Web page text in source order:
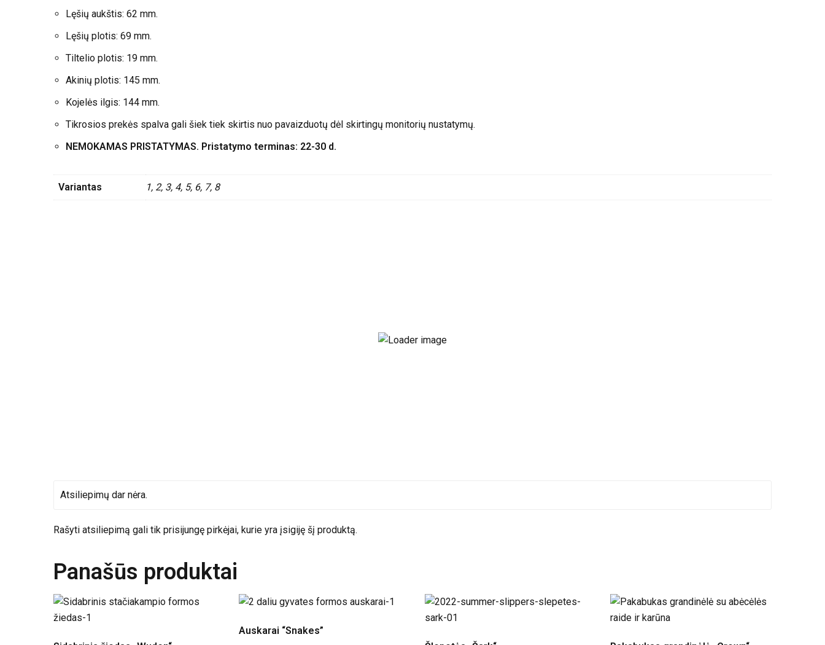
Lęšių aukštis: 62 mm.
Lęšių plotis: 69 mm.
Tiltelio plotis: 19 mm.
Akinių plotis: 145 mm.
Kojelės ilgis: 144 mm.
Tikrosios prekės spalva gali šiek tiek skirtis nuo pavaizduotų dėl skirtingų monitorių nustatymų.
NEMOKAMAS PRISTATYMAS. Pristatymo terminas: 22-30 d.
Variantas 1, 2, 3, 4, 5, 6, 7, 8
Atsiliepimų dar nėra.
Rašyti atsiliepimą gali tik prisijungę pirkėjai, kurie yra įsigiję šį produktą.
Panašūs produktai
Auskarai “Snakes”